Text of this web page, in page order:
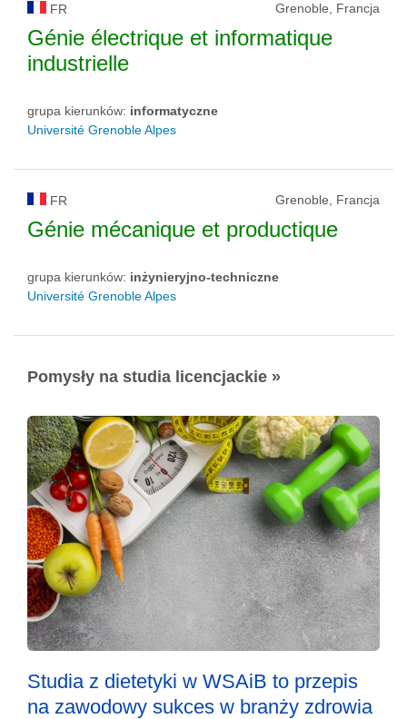
FR Grenoble, Francja
Génie électrique et informatique
industrielle
grupa kierunków: informatyczne
Université Grenoble Alpes
FR Grenoble, Francja
Génie mécanique et productique
grupa kierunków: inżynieryjno-techniczne
Université Grenoble Alpes
Pomysły na studia licencjackie »
Studia z dietetyki w WSAiB to przepis
na zawodowy sukces w branży zdrowia